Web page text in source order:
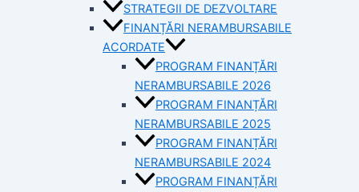
STRATEGII DE DEZVOLTARE
FINANȚĂRI NERAMBURSABILE
ACORDATE
PROGRAM FINANȚĂRI
NERAMBURSABILE 2026
PROGRAM FINANȚĂRI
NERAMBURSABILE 2025
PROGRAM FINANȚĂRI
NERAMBURSABILE 2024
PROGRAM FINANȚĂRI